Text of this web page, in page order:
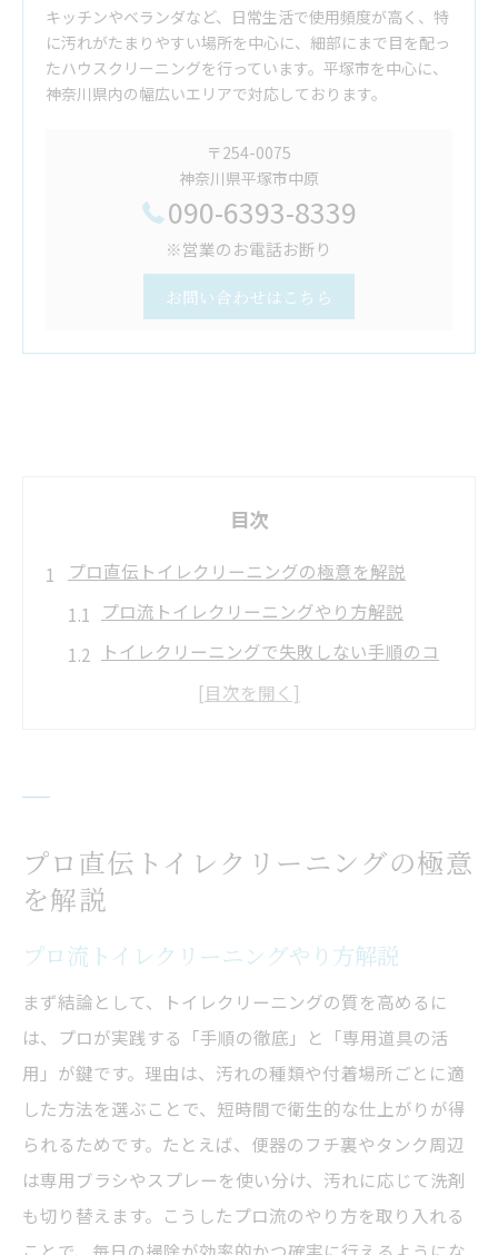
キッチンやベランダなど、日常生活で使用頻度が高く、特
に汚れがたまりやすい場所を中心に、細部にまで目を配っ
たハウスクリーニングを行っています。平塚市を中心に、
神奈川県内の幅広いエリアで対応しております。
〒254-0075
神奈川県平塚市中原
090-6393-8339
※営業のお電話お断り
お問い合わせはこちら
目次
プロ直伝トイレクリーニングの極意を解説
プロ流トイレクリーニングやり方解説
トイレクリーニングで失敗しない手順のコ
トイレクリーニング初心者が知るべき注意
点
ブラシを使わない簡単トイレクリーニング
術
トイレクリーニングで叶う時短掃除の新常
識
ブラシ不要グッズでトイレ掃除が驚くほど
楽に
プロも実践するブラシ不要トイレ掃除法と
は
プロ直伝トイレクリーニングの極意
を解説
プロ流トイレクリーニングやり方解説
まず結論として、トイレクリーニングの質を高めるに
は、プロが実践する「手順の徹底」と「専用道具の活
用」が鍵です。理由は、汚れの種類や付着場所ごとに適
した方法を選ぶことで、短時間で衛生的な仕上がりが得
られるためです。たとえば、便器のフチ裏やタンク周辺
は専用ブラシやスプレーを使い分け、汚れに応じて洗剤
も切り替えます。こうしたプロ流のやり方を取り入れる